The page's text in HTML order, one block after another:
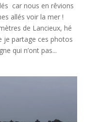
car nous en rêvions
allés voir la mer !
de Lancieux, hé
je partage ces photos
qui n’ont pas...